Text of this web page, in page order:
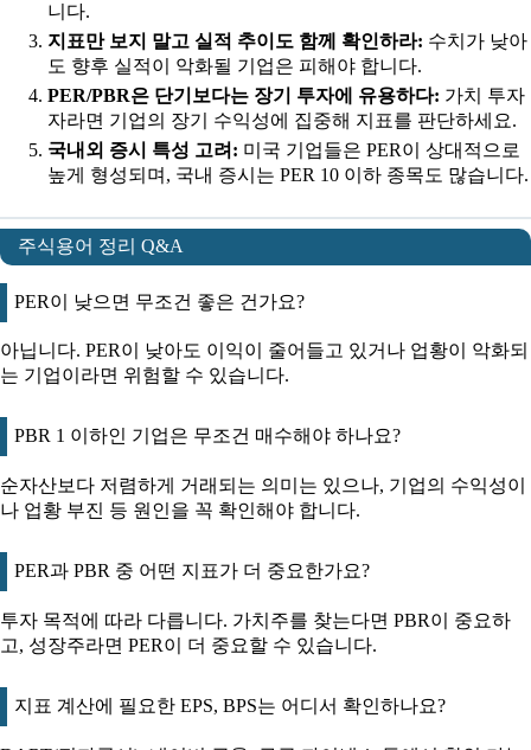
니다.
지표만 보지 말고 실적 추이도 함께 확인하라: 수치가 낮아
도 향후 실적이 악화될 기업은 피해야 합니다.
PER/PBR은 단기보다는 장기 투자에 유용하다: 가치 투자
자라면 기업의 장기 수익성에 집중해 지표를 판단하세요.
국내외 증시 특성 고려: 미국 기업들은 PER이 상대적으로
높게 형성되며, 국내 증시는 PER 10 이하 종목도 많습니다.
주식용어 정리 Q&A
PER이 낮으면 무조건 좋은 건가요?
아닙니다. PER이 낮아도 이익이 줄어들고 있거나 업황이 악화되
는 기업이라면 위험할 수 있습니다.
PBR 1 이하인 기업은 무조건 매수해야 하나요?
순자산보다 저렴하게 거래되는 의미는 있으나, 기업의 수익성이
나 업황 부진 등 원인을 꼭 확인해야 합니다.
PER과 PBR 중 어떤 지표가 더 중요한가요?
투자 목적에 따라 다릅니다. 가치주를 찾는다면 PBR이 중요하
고, 성장주라면 PER이 더 중요할 수 있습니다.
지표 계산에 필요한 EPS, BPS는 어디서 확인하나요?